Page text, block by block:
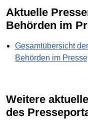
Aktuelle Pressemitteilungen aller
Behörden im
Gesamtübersicht
Behörden im
Weitere aktuelle Mitteilungen (außerhalb
des